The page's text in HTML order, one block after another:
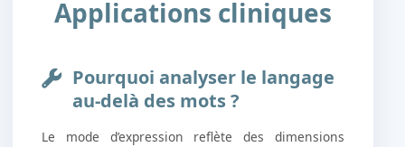
Applications cliniques
Pourquoi analyser le langage
au-delà des mots ?
Le mode d’expression reflète des dimensions